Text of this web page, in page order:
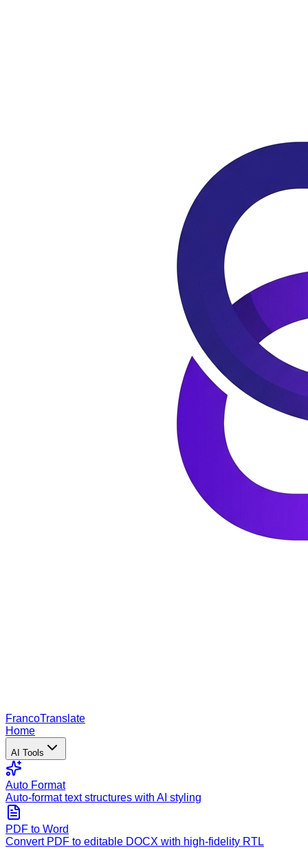
FrancoTranslate
Home
AI Tools
Auto Format
Auto-format text structures with AI styling
PDF to Word
Convert PDF to editable DOCX with high-fidelity RTL